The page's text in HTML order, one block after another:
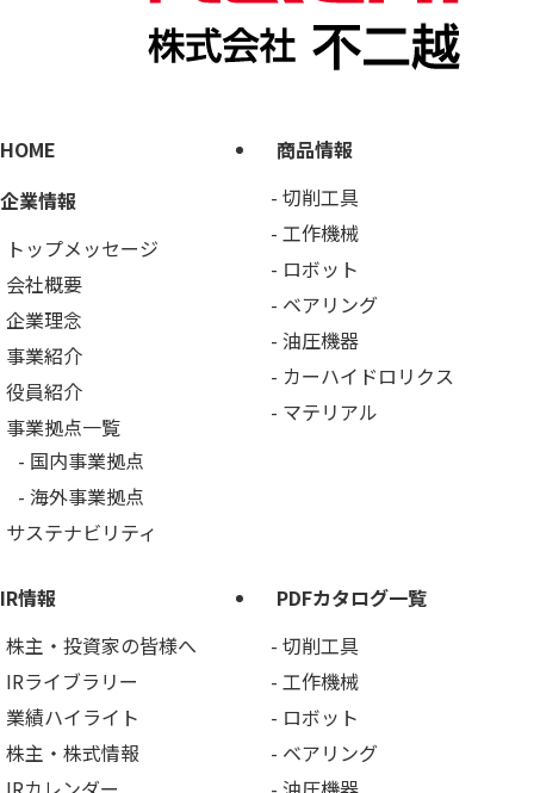
HOME
企業情報
トップメッセージ
会社概要
企業理念
事業紹介
役員紹介
事業拠点一覧
国内事業拠点
海外事業拠点
サステナビリティ
商品情報
切削工具
工作機械
ロボット
ベアリング
油圧機器
カーハイドロリクス
マテリアル
IR情報
株主・投資家の皆様へ
IRライブラリー
業績ハイライト
株主・株式情報
PDFカタログ一覧
切削工具
工作機械
ロボット
ベアリング